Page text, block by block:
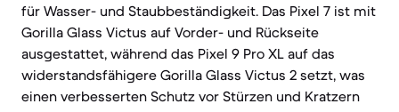
für Wasser- und Staubbeständigkeit. Das Pixel 7 ist mit
Gorilla Glass Victus auf Vorder- und Rückseite
ausgestattet, während das Pixel 9 Pro XL auf das
widerstandsfähigere Gorilla Glass Victus 2 setzt, was
einen verbesserten Schutz vor Stürzen und Kratzern